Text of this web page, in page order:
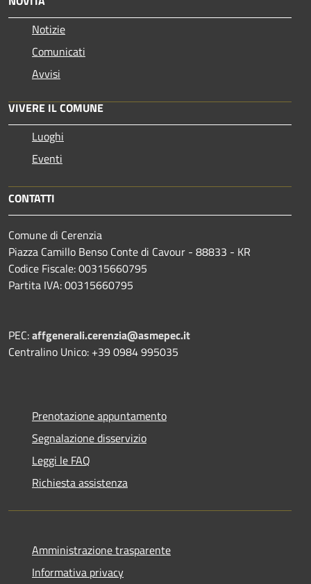
Notizie
Comunicati
Avvisi
VIVERE IL COMUNE
Luoghi
Eventi
CONTATTI
Comune di Cerenzia
Piazza Camillo Benso Conte di Cavour - 88833 - KR
Codice Fiscale: 00315660795
Partita IVA: 00315660795
PEC:affgenerali.cerenzia@asmepec.it
Centralino Unico: +39 0984 995035
Prenotazione appuntamento
Segnalazione disservizio
Leggi le FAQ
Richiesta assistenza
Amministrazione trasparente
Informativa privacy